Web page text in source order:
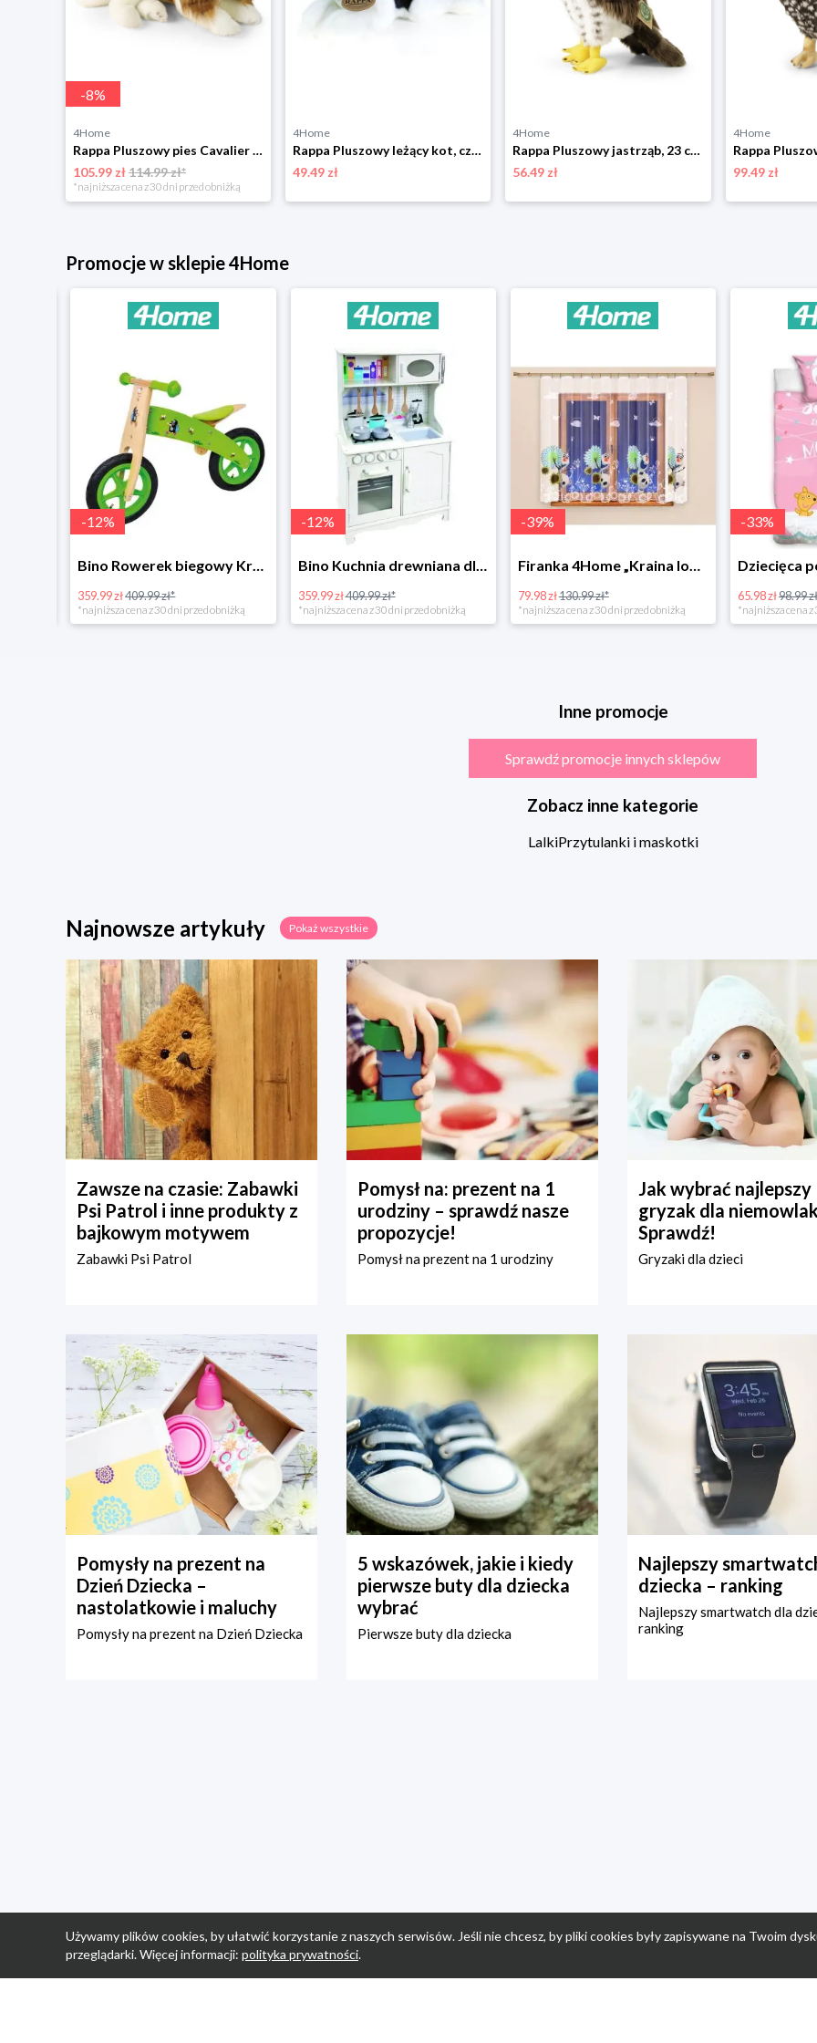
-8%
4Home
Rappa Pluszowy pies Cavalier King Charles Spaniel 40 cm ECO - PRZYJAZNY
105.99 zł114.99 zł*
*najniższa cena z 30 dni przed obniżką
4Home
Rappa Pluszowy leżący kot, czarno-biały, 16 cm
49.49 zł
4Home
Rappa Pluszowy jastrząb, 23 cm ECO-FRIENDLY
56.49 zł
4Home
99.49 zł
Promocje w sklepie 4Home
12%
Bino Rowerek biegowy Krecik
359.99 zł409.99 zł*
*najniższa cena z 30 dni przed obniżką
12%
Bino Kuchnia drewniana dla dzieci Provence
359.99 zł409.99 zł*
*najniższa cena z 30 dni przed obniżką
39%
Firanka 4Home „Kraina lodu” (Frozen)
79.98 zł130.99 zł*
*najniższa cena z 30 dni przed obniżką
-33%
65.98 zł98.99 zł*
*najniższa cena z
Inne promocje
Sprawdź promocje innych sklepów
Zobacz inne kategorie
LalkiPrzytulanki i maskotki
Najnowsze artykuły Pokaż wszystkie
Zawsze na czasie: Zabawki
Psi Patrol i inne produkty z
bajkowym motywem
Zabawki Psi Patrol
Pomysł na: prezent na 1
urodziny – sprawdź nasze
propozycje!
Pomysł na prezent na 1 urodziny
Jak wybrać najlepszy
gryzak dla
Sprawdź!
Gryzaki dla dzieci
Pomysły na prezent na
Dzień Dziecka –
nastolatkowie i maluchy
Pomysły na prezent na Dzień Dziecka
5 wskazówek, jakie i kiedy
pierwsze buty dla dziecka
wybrać
Pierwsze buty dla dziecka
Najlepszy
dziecka – ranking
Najlepszy smartwatch dla
ranking
Używamy plików cookies, by ułatwić korzystanie z naszych serwisów. Jeśli nie chcesz, by pliki cookies były zapisywane na Twoim
przeglądarki. Więcej informacji: polityka prywatności.